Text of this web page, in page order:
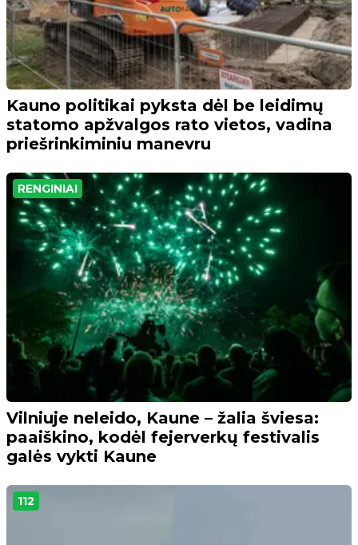
Kauno politikai pyksta dėl be leidimų
statomo apžvalgos rato vietos, vadina
priešrinkiminiu manevru
RENGINIAI
Vilniuje neleido, Kaune – žalia šviesa:
paaiškino, kodėl fejerverkų festivalis
galės vykti Kaune
112